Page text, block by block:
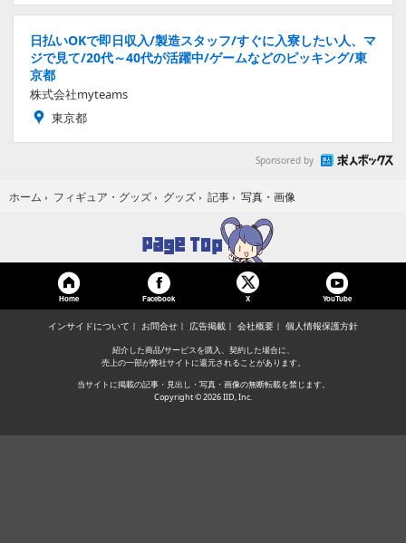
日払いOKで即日収入/製造スタッフ/すぐに入寮したい人、マ
ジで見て/20代～40代が活躍中/ゲームなどのピッキング/東
京都
株式会社myteams
東京都
Sponsored by
ホーム › フィギュア・グッズ › グッズ › 記事 › 写真・画像
Home Facebook X YouTube
インサイドについて お問合せ 広告掲載 会社概要 個人情報保護方針
紹介した商品/サービスを購入、契約した場合に、
売上の一部が弊社サイトに還元されることがあります。
当サイトに掲載の記事・見出し・写真・画像の無断転載を禁じます。
Copyright © 2026 IID, Inc.